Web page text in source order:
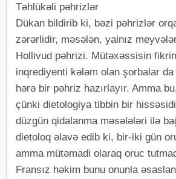
Təhlükəli pəhrizlər
Dükan bildirib ki, bəzi pəhrizlər
zərərlidir, məsələn, yalnız
Hollivud pəhrizi. Mütəxəssisin
inqrediyenti kələm olan şorbalar
hərə bir pəhriz hazırlayır. Amma
çünki dietologiya tibbin bir
düzgün qidalanma məsələləri ilə
dietoloq əlavə edib ki, bir-iki gün
amma mütəmadi olaraq oruc
Fransız həkim bunu onunla